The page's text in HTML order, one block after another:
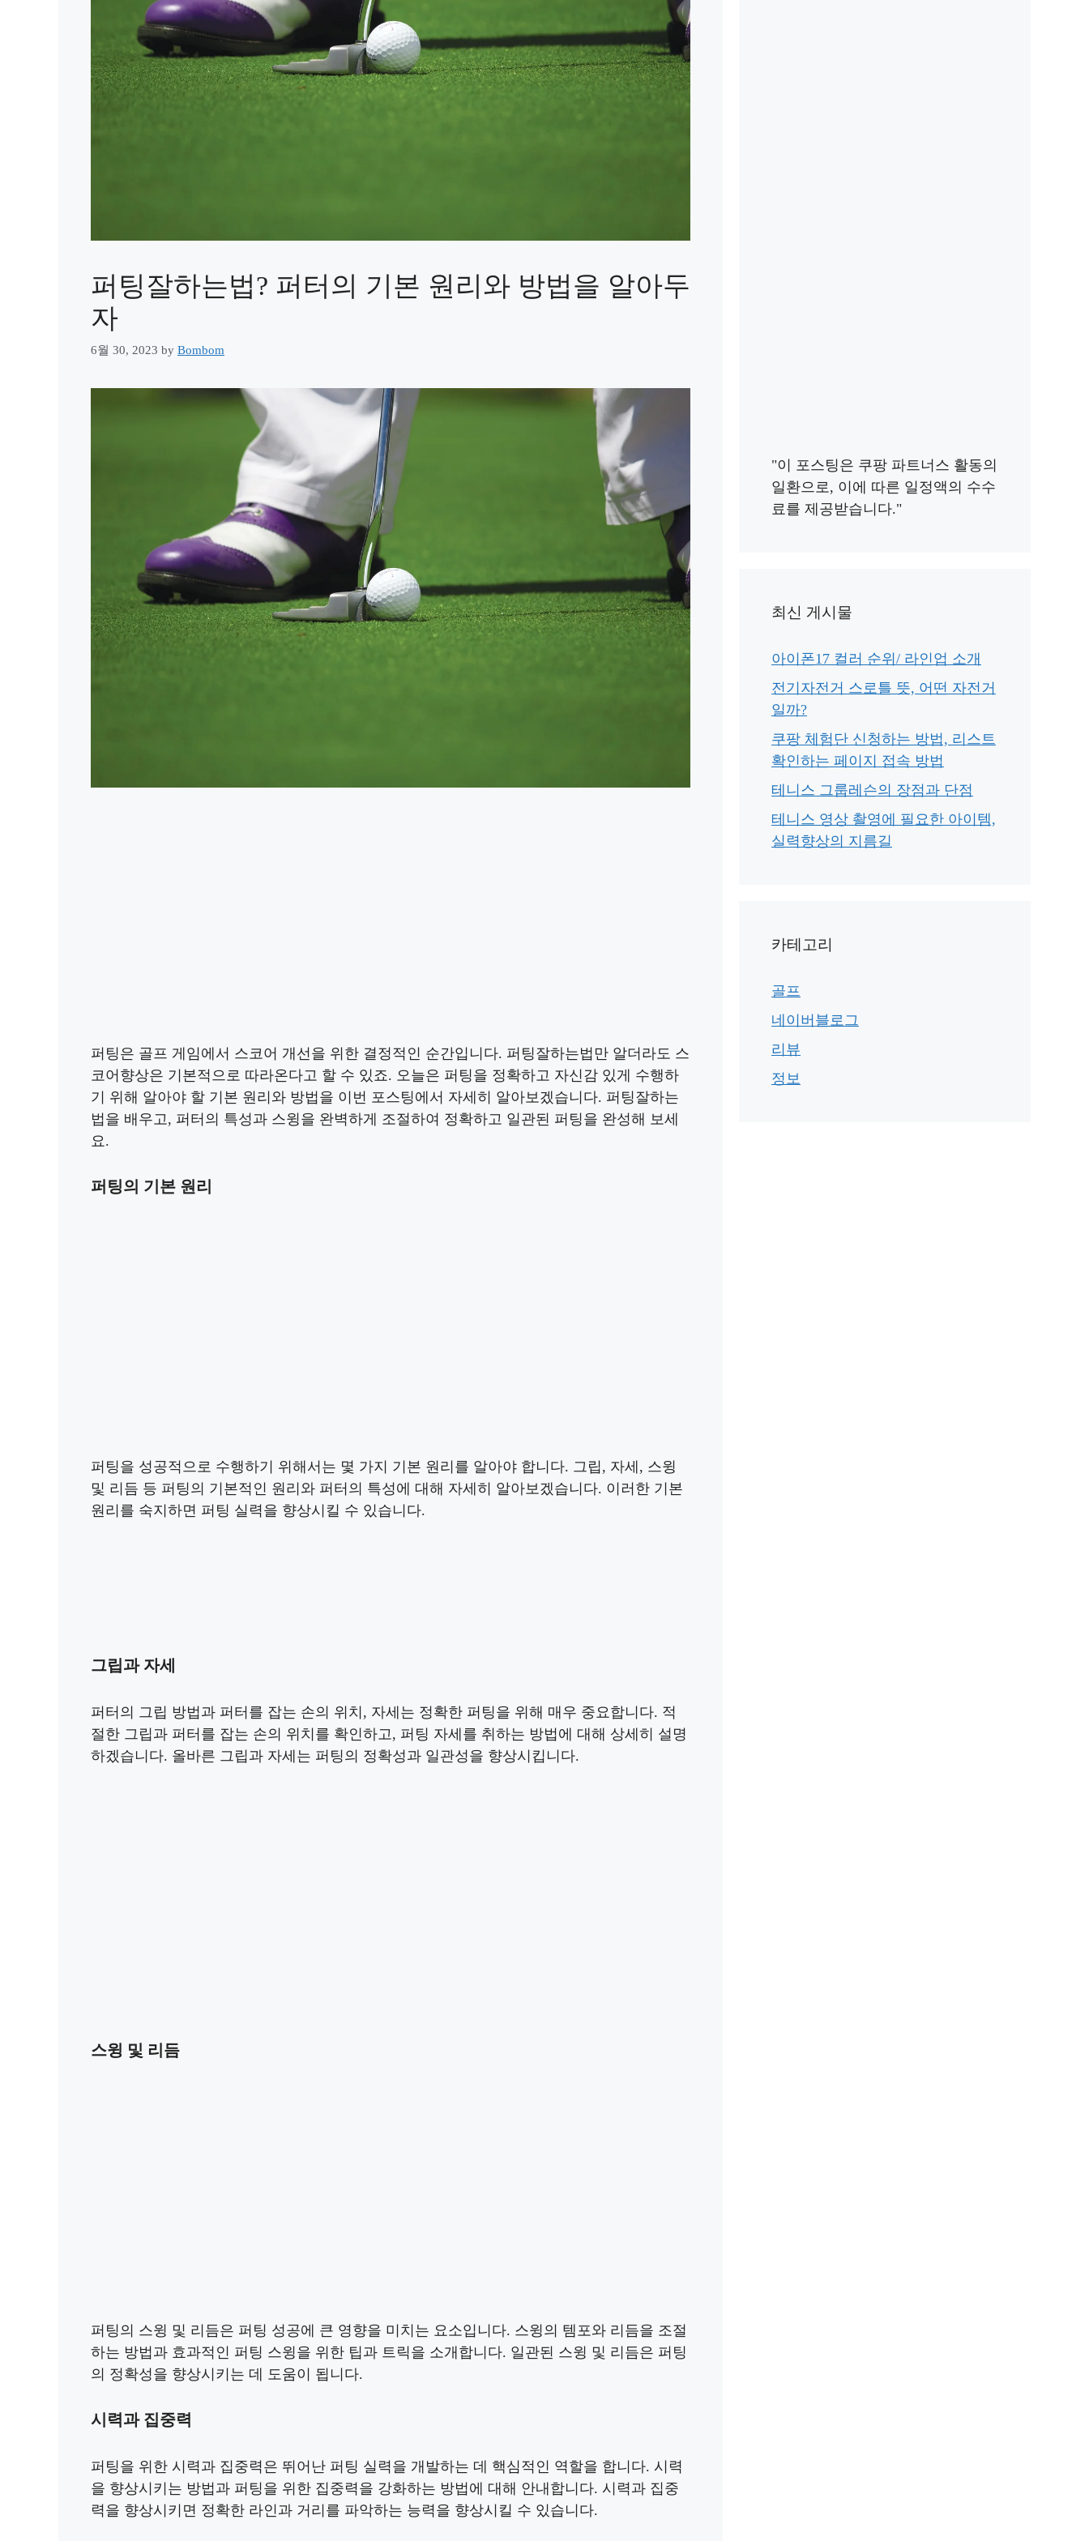
퍼팅잘하는법? 퍼터의 기본 원리와 방법을 알아두
자
6월 30, 2023 by Bombom
퍼팅은 골프 게임에서 스코어 개선을 위한 결정적인 순간입니다. 퍼팅잘하는법만 알더라도 스
코어향상은 기본적으로 따라온다고 할 수 있죠. 오늘은 퍼팅을 정확하고 자신감 있게 수행하
기 위해 알아야 할 기본 원리와 방법을 이번 포스팅에서 자세히 알아보겠습니다. 퍼팅잘하는
법을 배우고, 퍼터의 특성과 스윙을 완벽하게 조절하여 정확하고 일관된 퍼팅을 완성해 보세
요.
퍼팅의 기본 원리
퍼팅을 성공적으로 수행하기 위해서는 몇 가지 기본 원리를 알아야 합니다. 그립, 자세, 스윙
및 리듬 등 퍼팅의 기본적인 원리와 퍼터의 특성에 대해 자세히 알아보겠습니다. 이러한 기본
원리를 숙지하면 퍼팅 실력을 향상시킬 수 있습니다.
그립과 자세
퍼터의 그립 방법과 퍼터를 잡는 손의 위치, 자세는 정확한 퍼팅을 위해 매우 중요합니다. 적
절한 그립과 퍼터를 잡는 손의 위치를 확인하고, 퍼팅 자세를 취하는 방법에 대해 상세히 설명
하겠습니다. 올바른 그립과 자세는 퍼팅의 정확성과 일관성을 향상시킵니다.
스윙 및 리듬
퍼팅의 스윙 및 리듬은 퍼팅 성공에 큰 영향을 미치는 요소입니다. 스윙의 템포와 리듬을 조절
하는 방법과 효과적인 퍼팅 스윙을 위한 팁과 트릭을 소개합니다. 일관된 스윙 및 리듬은 퍼팅
의 정확성을 향상시키는 데 도움이 됩니다.
시력과 집중력
퍼팅을 위한 시력과 집중력은 뛰어난 퍼팅 실력을 개발하는 데 핵심적인 역할을 합니다. 시력
을 향상시키는 방법과 퍼팅을 위한 집중력을 강화하는 방법에 대해 안내합니다. 시력과 집중
력을 향상시키면 정확한 라인과 거리를 파악하는 능력을 향상시킬 수 있습니다.
"이 포스팅은 쿠팡 파트너스 활동의
일환으로, 이에 따른 일정액의 수수
료를 제공받습니다."
최신 게시물
아이폰17 컬러 순위/ 라인업 소개
전기자전거 스로틀 뜻, 어떤 자전거
일까?
쿠팡 체험단 신청하는 방법, 리스트
확인하는 페이지 접속 방법
테니스 그룹레슨의 장점과 단점
테니스 영상 촬영에 필요한 아이템,
실력향상의 지름길
카테고리
골프
네이버블로그
리뷰
정보